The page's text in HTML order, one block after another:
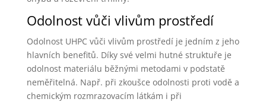
Odolnost vůči vlivům prostředí
Odolnost UHPC vůči vlivům prostředí je jedním z jeho
hlavních benefitů. Díky své velmi hutné struktuře je
odolnost materiálu běžnými metodami v podstatě
neměřitelná. Např. při zkoušce odolnosti proti vodě a
chemickým rozmrazovacím látkám i při